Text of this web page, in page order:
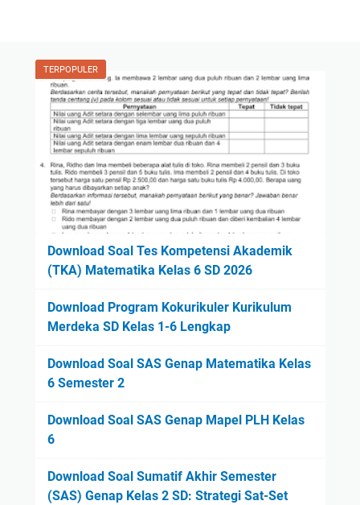
TERPOPULER
Download Soal Tes Kompetensi Akademik
(TKA) Matematika Kelas 6 SD 2026
Download Program Kokurikuler Kurikulum
Merdeka SD Kelas 1-6 Lengkap
Download Soal SAS Genap Matematika Kelas
6 Semester 2
Download Soal SAS Genap Mapel PLH Kelas
6
Download Soal Sumatif Akhir Semester
(SAS) Genap Kelas 2 SD: Strategi Sat-Set